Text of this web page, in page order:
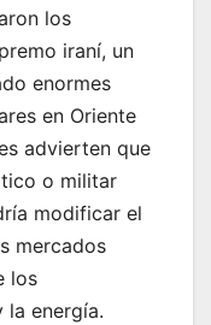
los
iraní, un
enormes
en Oriente
advierten que
o militar
modificar el
mercados
los
la energía.